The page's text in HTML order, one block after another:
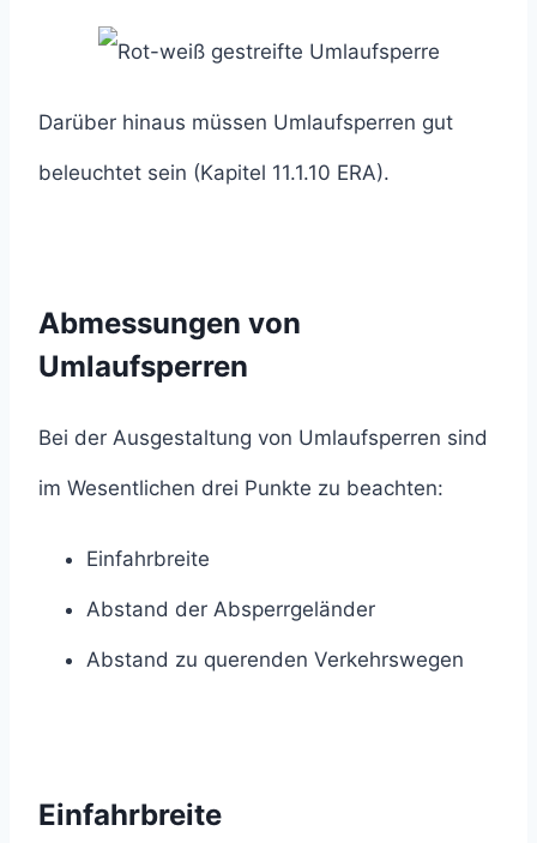
Darüber hinaus müssen Umlaufsperren gut
beleuchtet sein (Kapitel 11.1.10 ERA).
Abmessungen von
Umlaufsperren
Bei der Ausgestaltung von Umlaufsperren sind
im Wesentlichen drei Punkte zu beachten:
Einfahrbreite
Abstand der Absperrgeländer
Abstand zu querenden Verkehrswegen
Einfahrbreite